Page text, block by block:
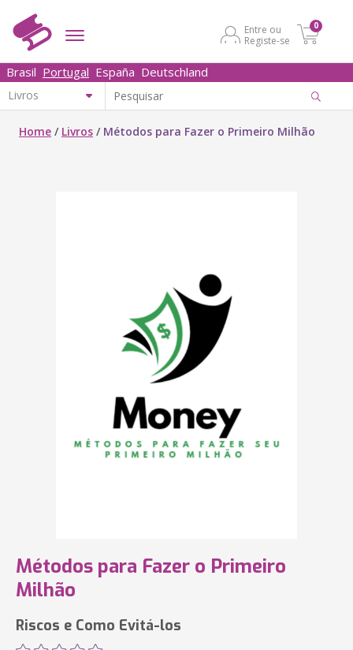
Entre ou
Registe-se
0
Brasil Portugal España Deutschland
Home / Livros / Métodos para Fazer o Primeiro Milhão
Métodos para Fazer o Primeiro
Milhão
Riscos e Como Evitá-los